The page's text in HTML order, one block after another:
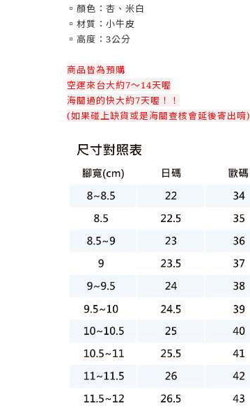
▫️顏色：杏、米白
▫️材質：小牛皮
▫️高度：3公分
商品皆為預購
空運來台大約7～14天喔
海關過的快大約7天喔！！
(如果碰上缺貨或是海關查核會延後寄出唷)